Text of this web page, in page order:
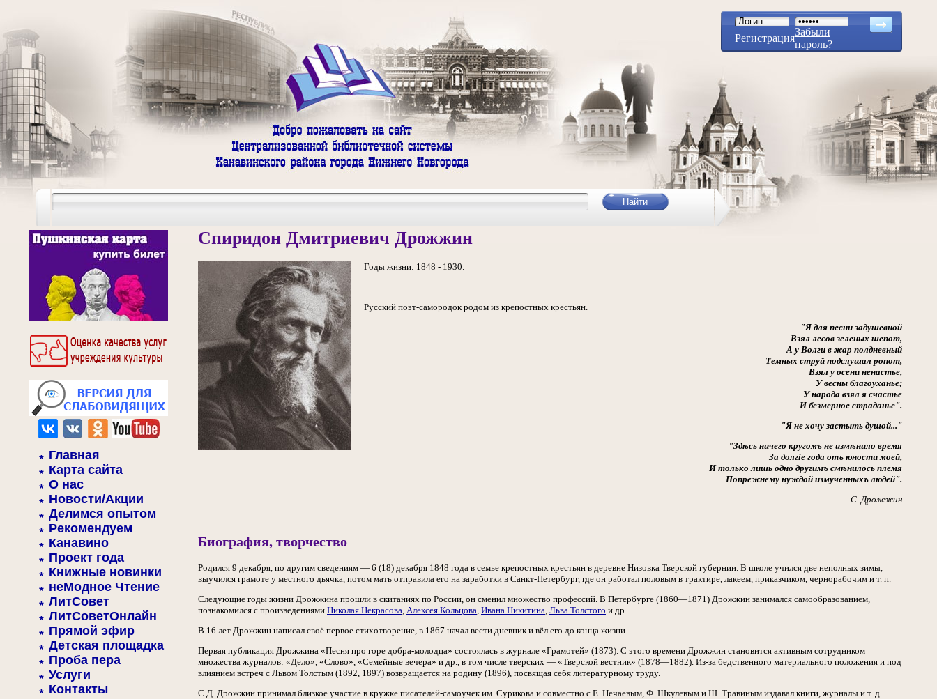
Регистрация
Забыли
пароль?
Главная
Карта сайта
О нас
Новости/Акции
Делимся опытом
Рекомендуем
Канавино
Проект года
Книжные новинки
неМодное Чтение
ЛитСовет
ЛитСоветОнлайн
Прямой эфир
Детская площадка
Проба пера
Услуги
Контакты
Спиридон Дмитриевич Дрожжин
Годы жизни: 1848 - 1930.
Русский поэт-самородок родом из крепостных крестьян.
"Я для песни задушевной
Взял лесов зеленых шепот,
А у Волги в жар полдневный
Темных струй подслушал ропот,
Взял у осени ненастье,
У весны благоуханье;
У народа взял я счастье
И безмерное страданье".
"Я не хочу застыть душой..."
"Здѣсь ничего кругомъ не измѣнило время
За долгіе года отъ юности моей,
И только лишь одно другимъ смѣнилось племя
Попрежнему нуждой измученныхъ людей".
С. Дрожжин
Биография, творчество
Родился 9 декабря, по другим сведениям — 6 (18) декабря 1848 года в семье крепостных крестьян в деревне Низовка Тверской губернии. В школе учился две неполных зимы,
выучился грамоте у местного дьячка, потом мать отправила его на заработки в Санкт-Петербург, где он работал половым в трактире, лакеем, приказчиком, чернорабочим и т. п.
Следующие годы жизни Дрожжина прошли в скитаниях по России, он сменил множество профессий. В Петербурге (1860—1871) Дрожжин занимался самообразованием,
познакомился с произведениями Николая Некрасова, Алексея Кольцова, Ивана Никитина, Льва Толстого и др.
В 16 лет Дрожжин написал своё первое стихотворение, в 1867 начал вести дневник и вёл его до конца жизни.
Первая публикация Дрожжина «Песня про горе добра-молодца» состоялась в журнале «Грамотей» (1873). С этого времени Дрожжин становится активным сотрудником
множества журналов: «Дело», «Слово», «Семейные вечера» и др., в том числе тверских — «Тверской вестник» (1878—1882). Из-за бедственного материального положения и под
влиянием встреч с Львом Толстым (1892, 1897) возвращается на родину (1896), посвящая себя литературному труду.
С.Д. Дрожжин принимал близкое участие в кружке писателей-самоучек им. Сурикова и совместно с Е. Нечаевым, Ф. Шкулевым и Ш. Травиным издавал книги, журналы и т. д.